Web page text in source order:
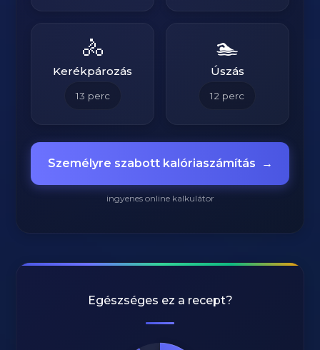
🚴
Kerékpározás
13 perc
🏊
Úszás
12 perc
Személyre szabott kalóriaszámítás →
ingyenes online kalkulátor
Egészséges ez a recept?